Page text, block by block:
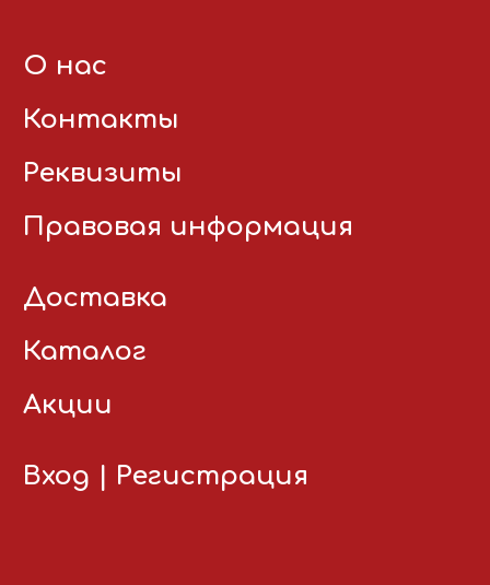
О нас
Контакты
Реквизиты
Правовая информация
Доставка
Каталог
Акции
Вход Регистрация